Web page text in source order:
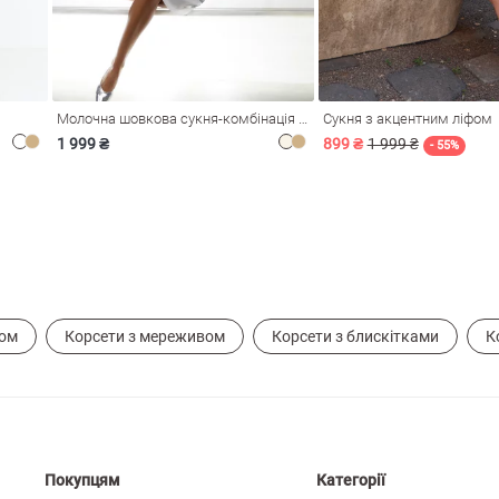
1 999 ₴
Сукня з акцентним ліфом
899 ₴ 1 999 ₴ - 55%
Корсети з мереживом Корсети з блискітками
Покупцям Категорії